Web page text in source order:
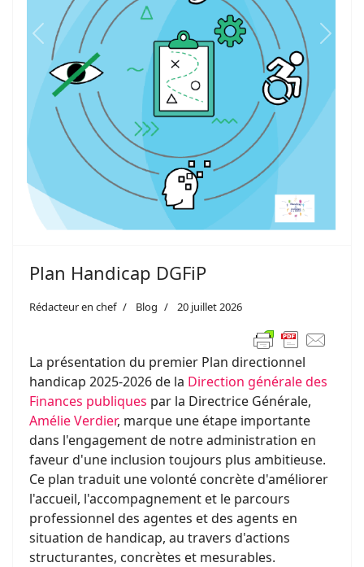
Previous Next
Plan Handicap DGFiP
Rédacteur en chef Blog 20 juillet 2026
La présentation du premier Plan directionnel
handicap 2025-2026 de la Direction générale des
Finances publiques par la Directrice Générale,
Amélie Verdier, marque une étape importante
dans l'engagement de notre administration en
faveur d'une inclusion toujours plus ambitieuse.
Ce plan traduit une volonté concrète d'améliorer
l'accueil, l'accompagnement et le parcours
professionnel des agentes et des agents en
situation de handicap, au travers d'actions
structurantes, concrètes et mesurables.